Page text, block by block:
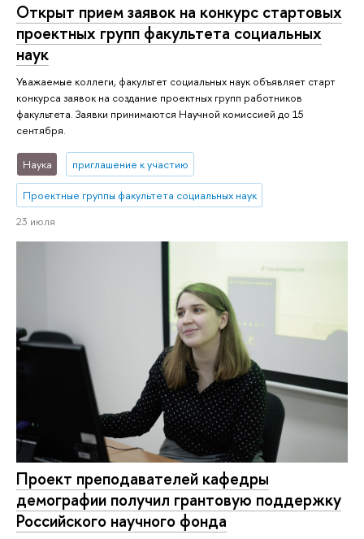
Открыт прием заявок на конкурс стартовых
проектных групп факультета социальных
наук
Уважаемые коллеги, факультет социальных наук объявляет старт
конкурса заявок на создание проектных групп работников
факультета. Заявки принимаются Научной комиссией до 15
сентября.
Наука приглашение к участию
Проектные группы факультета социальных наук
23 июля
Проект преподавателей кафедры
демографии получил грантовую поддержку
Российского научного фонда